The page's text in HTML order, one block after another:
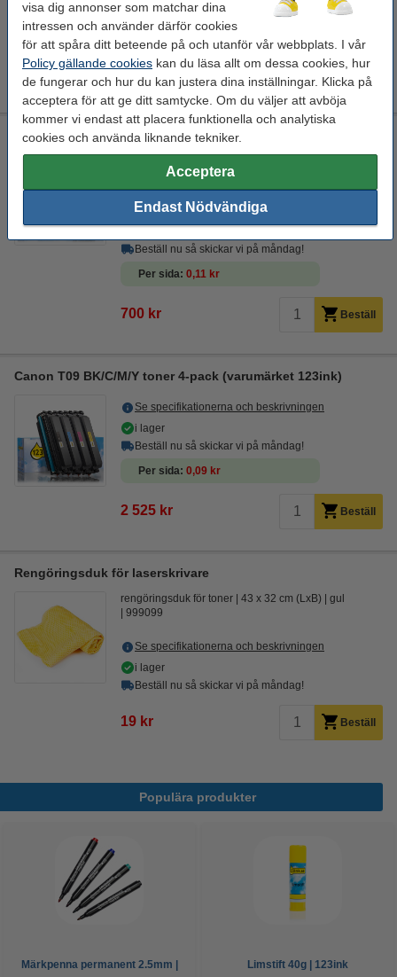
visa dig annonser som matchar dina
intressen och använder därför cookies
för att spåra ditt beteende på och utanför vår webbplats. I vår
Policy gällande cookies kan du läsa allt om dessa cookies, hur
de fungerar och hur du kan justera dina inställningar. Klicka på
acceptera för att ge ditt samtycke. Om du väljer att avböja
kommer vi endast att placera funktionella och analytiska
cookies och använda liknande tekniker.
Acceptera
Endast Nödvändiga
Canon T09 gul toner (varumärket 123ink)
700 kr
Canon T09 gul toner (varumärket 123ink)
Se specifikationerna och beskrivningen
Spara48,1%med varumärket 123ink!
Beställ nu så skickar vi på måndag!
Per sida 0,11 kr
700 kr Beställ
Canon T09 BK/C/M/Y toner 4-pack (varumärket 123ink)
Se specifikationerna och beskrivningen
i lager
Beställ nu så skickar vi på måndag!
Per sida 0,09 kr
2 525 kr Beställ
Rengöringsduk för laserskrivare
rengöringsduk för toner 43 x 32 cm (LxB)
gul
999099
Se specifikationerna och beskrivningen
i lager
Beställ nu så skickar vi på måndag!
19 kr Beställ
Populära produkter
Märkpenna permanent 2.5mm |
Limstift 40g | 123ink